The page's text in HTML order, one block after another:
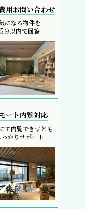
用お問い合わせ
になる物件を
5分以内で回答
ート内覧対応
て内覧できずとも
っかりサポート